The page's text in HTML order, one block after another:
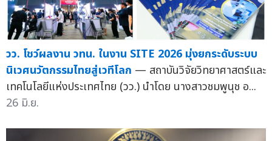
วว. โชว์ผลงาน วทน. ในงาน SITE 2026 มุ่งยกระดับระบบ
นิเวศนวัตกรรมไทยสู่เวทีโลก — สถาบันวิจัยวิทยาศาสตร์และ
เทคโนโลยีแห่งประเทศไทย (วว.) นำโดย นางสาวชมพูนุช อ...
26 มิ.ย.